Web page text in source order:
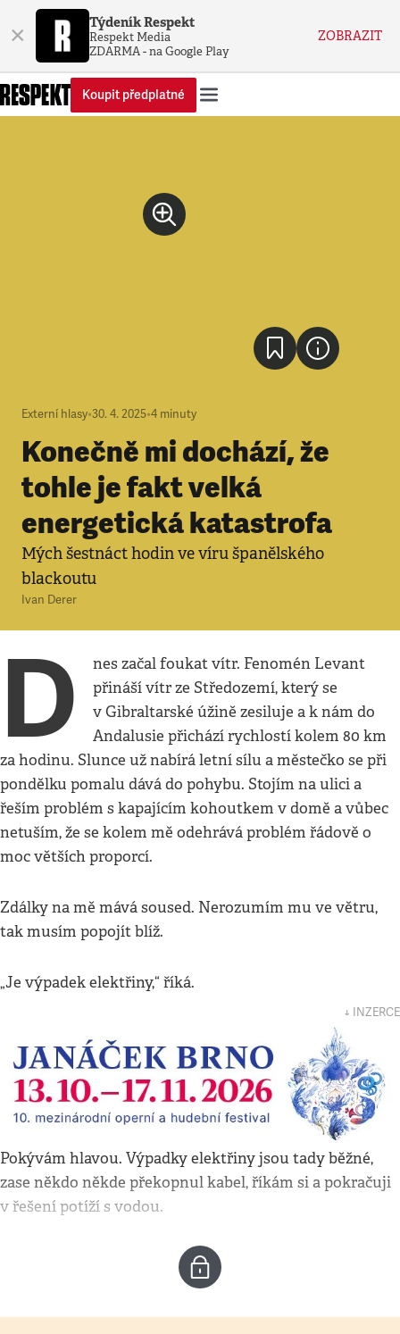
× Týdeník Respekt
Respekt Media
ZDARMA - na Google Play
ZOBRAZIT
Koupit předplatné
Externí hlasy•30. 4. 2025•4 minuty
Konečně mi dochází, že
tohle je fakt velká
energetická katastrofa
Mých šestnáct hodin ve víru španělského
blackoutu
Ivan Derer
D
nes začal foukat vítr. Fenomén Levant
přináší vítr ze Středozemí, který se
v Gibraltarské úžině zesiluje a k nám do
Andalusie přichází rychlostí kolem 80 km
za hodinu. Slunce už nabírá letní sílu a městečko se při
pondělku pomalu dává do pohybu. Stojím na ulici a
řeším problém s kapajícím kohoutkem v domě a vůbec
netuším, že se kolem mě odehrává problém řádově o
moc větších proporcí.
Zdálky na mě mává soused. Nerozumím mu ve větru,
tak musím popojít blíž.
„Je výpadek elektřiny,“ říká.
↓ INZERCE
Pokývám hlavou. Výpadky elektřiny jsou tady běžné,
zase někdo někde překopnul kabel, říkám si a pokračuji
v řešení potíží s vodou.